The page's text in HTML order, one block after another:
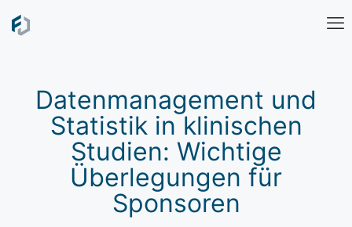
Datenmanagement und
Statistik in klinischen
Studien: Wichtige
Überlegungen für
Sponsoren